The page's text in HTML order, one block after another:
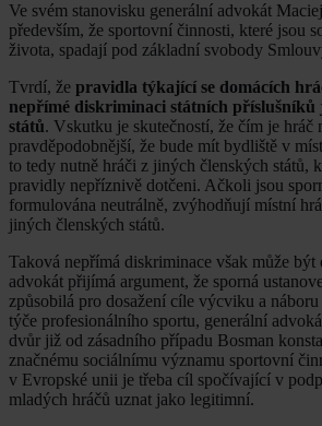
Ve svém stanovisku generální advokát
především, že sportovní činnosti, které jsou
života, spadají pod základní svobody
Tvrdí, že pravidla týkající se domácích
nepřímé diskriminaci státních příslušníků
států. Vskutku je skutečností, že čím je hráč
pravděpodobnější, že bude mít bydliště v
to tedy nutně hráči z jiných členských států,
pravidly nepříznivě dotčeni. Ačkoli jsou
formulována neutrálně, zvýhodňují místní
jiných členských států.
Taková nepřímá diskriminace však může být
advokát přijímá argument, že sporná
způsobilá pro dosažení cíle výcviku a
týče profesionálního sportu, generální
dvůr již od zásadního případu Bosman
značnému sociálnímu významu sportovní
v Evropské unii je třeba cíl spočívající v
mladých hráčů uznat jako legitimní.